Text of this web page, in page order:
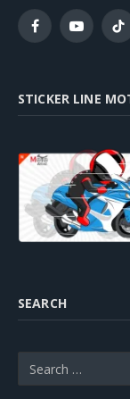
FacebookYouTube
STICKER LINE
SEARCH